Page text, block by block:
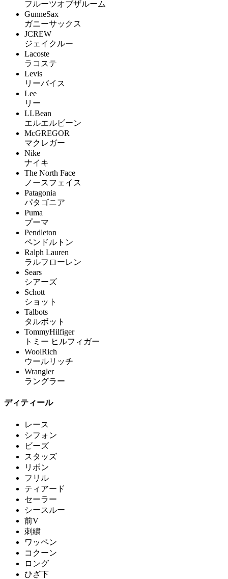
フルーツオブザルーム
GunneSax
ガニーサックス
JCREW
ジェイクルー
Lacoste
ラコステ
Levis
リーバイス
Lee
リー
LLBean
エルエルビーン
McGREGOR
マクレガー
Nike
ナイキ
The North Face
ノースフェイス
Patagonia
パタゴニア
Puma
プーマ
Pendleton
ペンドルトン
Ralph Lauren
ラルフローレン
Sears
シアーズ
Schott
ショット
Talbots
タルボット
TommyHilfiger
トミー ヒルフィガー
WoolRich
ウールリッチ
Wrangler
ラングラー
ディティール
レース
シフォン
ビーズ
スタッズ
リボン
フリル
ティアード
セーラー
シースルー
前V
刺繍
ワッペン
コクーン
ロング
ひざ下